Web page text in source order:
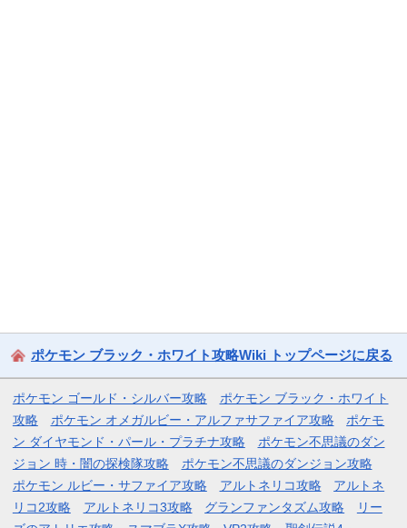
ポケモン ブラック・ホワイト攻略Wiki トップページに戻る
ポケモン ゴールド・シルバー攻略
ポケモン ブラック・ホワイト
攻略
ポケモン オメガルビー・アルファサファイア攻略
ポケモ
ン ダイヤモンド・パール・プラチナ攻略
ポケモン不思議のダン
ジョン 時・闇の探検隊攻略
ポケモン不思議のダンジョン攻略
ポケモン ルビー・サファイア攻略
アルトネリコ攻略
アルトネ
リコ2攻略
アルトネリコ3攻略 グランファンタズム攻略
リー